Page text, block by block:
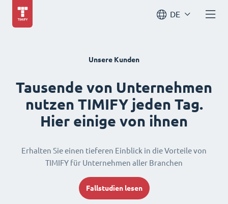
DE
Unsere Kunden
Tausende von Unternehmen
nutzen TIMIFY jeden Tag.
Hier einige von ihnen
Erhalten Sie einen tieferen Einblick in die Vorteile von
TIMIFY für Unternehmen aller Branchen
Fallstudien lesen